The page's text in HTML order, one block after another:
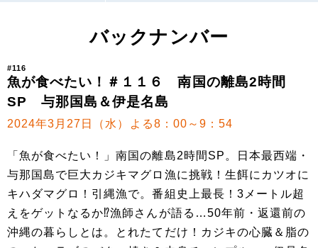
バックナンバー
#116
魚が食べたい！＃１１６ 南国の離島2時間
SP 与那国島＆伊是名島
2024年3月27日（水）よる8：00～9：54
「魚が食べたい！」南国の離島2時間SP。日本最西端・
与那国島で巨大カジキマグロ漁に挑戦！生餌にカツオに
キハダマグロ！引縄漁で。番組史上最長！3メートル超
えをゲットなるか⁉漁師さんが語る…50年前・返還前の
沖縄の暮らしとは。とれたてだけ！カジキの心臓＆脂の